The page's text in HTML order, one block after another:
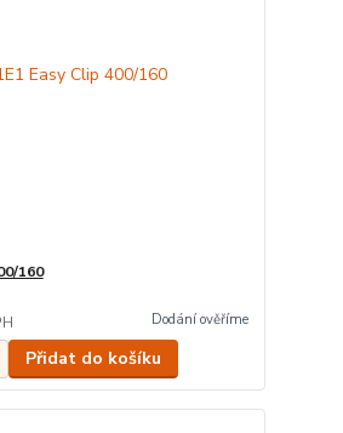
160
Dodání ověříme
Přidat do košíku